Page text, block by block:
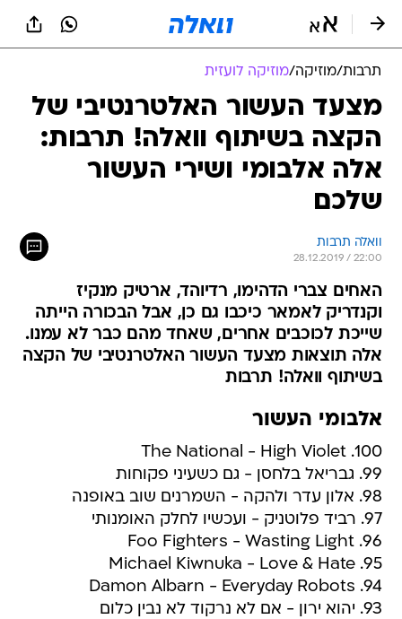
תרבות/מוזיקה/מוזיקה לועזית
מצעד העשור האלטרנטיבי של
הקצה בשיתוף וואלה! תרבות:
אלה אלבומי ושירי העשור
שלכם
וואלה תרבות
28.12.2019 / 22:00
האחים צברי הדהימו, רדיוהד, ארטיק מנקיז
וקנדריק לאמאר כיכבו גם כן, אבל הבכורה הייתה
שייכת לכוכבים אחרים, שאחד מהם כבר לא עמנו.
אלה תוצאות מצעד העשור האלטרנטיבי של הקצה
בשיתוף וואלה! תרבות
אלבומי העשור
100. The National - High Violet
99. גבריאל בלחסן - גם כשעיני פקוחות
98. אלון עדר ולהקה - השמרנים שוב באופנה
97. רביד פלוטניק - ועכשיו לחלק האומנותי
96. Foo Fighters - Wasting Light
95. Michael Kiwnuka - Love & Hate
94. Damon Albarn - Everyday Robots
93. יהוא ירון - אם לא נרקוד לא נבין כלום